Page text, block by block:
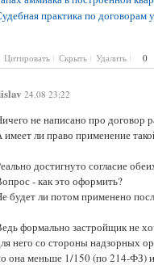
практика по договорам
Цитировать Скрыть Удалить 0
24.08 23:22
не написано про договор
имеет ли право применение
достигнуто согласие
- как это оформить?
будет ли потом применено
формально застройщик не
него со стороны надзорных
она меньше 1/150 (по 214-ФЗ)